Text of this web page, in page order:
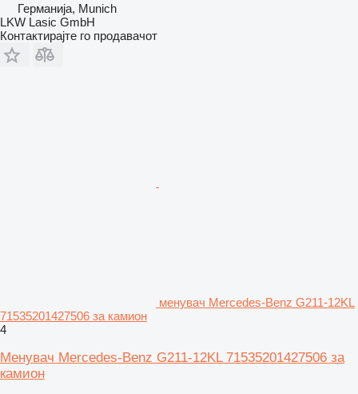
Германија, Munich
LKW Lasic GmbH
Контактирајте го продавачот
менувач Mercedes-Benz G211-12KL
71535201427506 за камион
4
Менувач Mercedes-Benz G211-12KL 71535201427506 за
камион